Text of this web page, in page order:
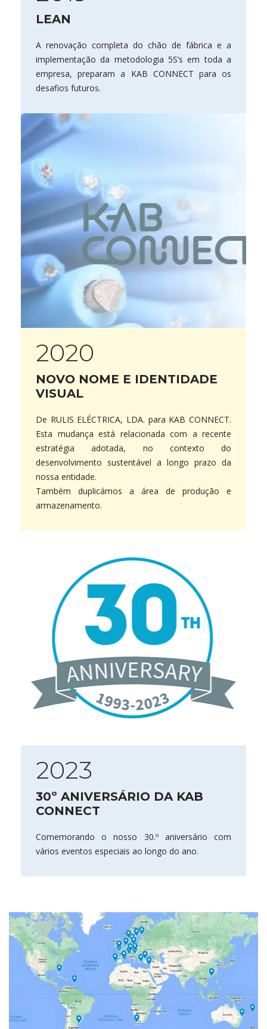
LEAN
A renovação completa do chão de fábrica e a
implementação da metodologia 5S’s em toda a
empresa, preparam a KAB CONNECT para os
desafios futuros.
2020
NOVO NOME E IDENTIDADE
VISUAL
De RULIS ELÉCTRICA, LDA. para KAB CONNECT.
Esta mudança está relacionada com a recente
estratégia adotada, no contexto do
desenvolvimento sustentável a longo prazo da
nossa entidade.
Também duplicámos a área de produção e
armazenamento.
2023
30º ANIVERSÁRIO DA KAB
CONNECT
Comemorando o nosso 30.º aniversário com
vários eventos especiais ao longo do ano.